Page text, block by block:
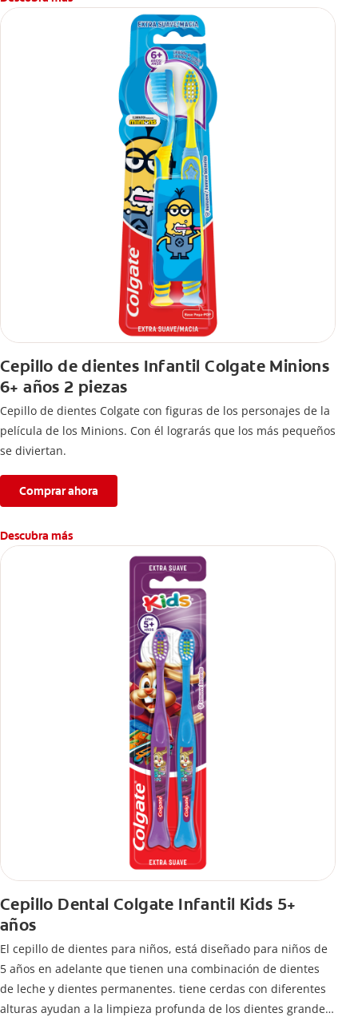
Cepillo de dientes Infantil Colgate Minions
6+ años 2 piezas
Cepillo de dientes Colgate con figuras de los personajes de la
película de los Minions. Con él lograrás que los más pequeños
se diviertan.
Comprar ahora
Descubra más
Cepillo Dental Colgate Infantil Kids 5+
años
El cepillo de dientes para niños, está diseñado para niños de
5 años en adelante que tienen una combinación de dientes
de leche y dientes permanentes. tiene cerdas con diferentes
alturas ayudan a la limpieza profunda de los dientes grandes